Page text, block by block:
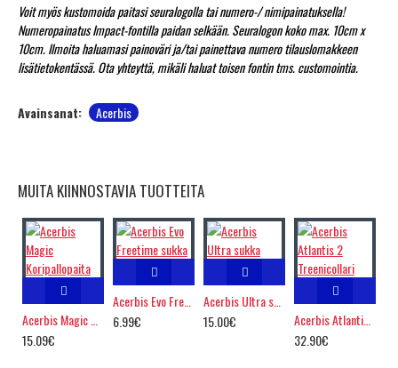
Voit myös kustomoida paitasi seuralogolla tai numero-/ nimipainatuksella!
Numeropainatus Impact-fontilla paidan selkään. Seuralogon koko max. 10cm x
10cm. Ilmoita haluamasi painoväri ja/tai painettava numero tilauslomakkeen
lisätietokentässä. Ota yhteyttä, mikäli haluat toisen fontin tms. customointia.
Avainsanat: Acerbis
MUITA KIINNOSTAVIA TUOTTEITA
15.09€
Acerbis Evo Freetime sukka
6.99€
Acerbis Ultra sukka
15.00€
Acerbis Atlantis 2 Treenicollari
32.90€